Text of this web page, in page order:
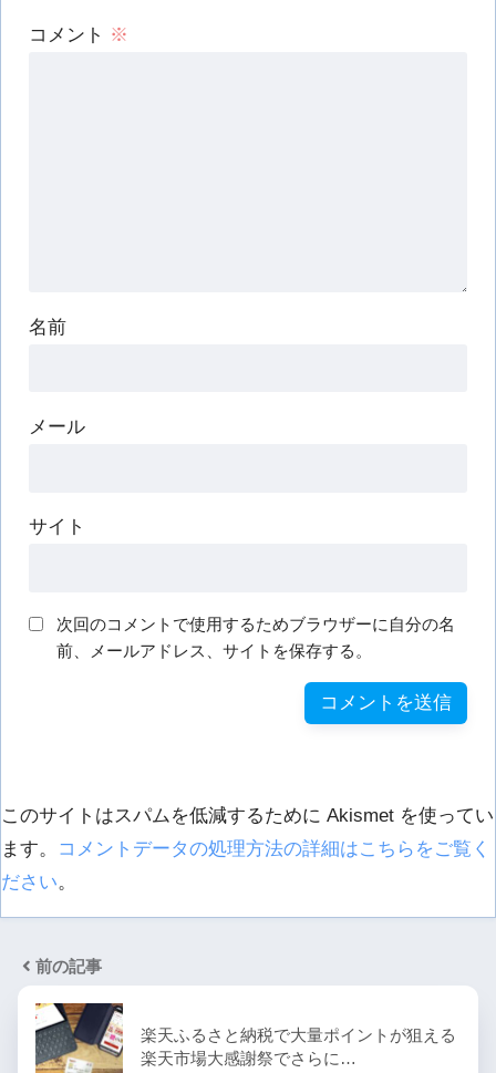
コメント ※
名前
メール
サイト
次回のコメントで使用するためブラウザーに自分の名
前、メールアドレス、サイトを保存する。
このサイトはスパムを低減するために Akismet を使ってい
ます。
コメントデータの処理方法の詳細はこちらをご覧く
ださい。
前の記事
楽天ふるさと納税で大量ポイントが狙える
楽天市場大感謝祭でさらに…